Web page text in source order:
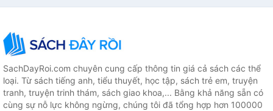
SachDayRoi.com chuyên cung cấp thông tin giá cả sách các thể
loại. Từ sách tiếng anh, tiểu thuyết, học tập, sách trẻ em, truyện
tranh, truyện trinh thám, sách giao khoa,... Bằng khả năng sẵn có
cùng sự nỗ lực không ngừng, chúng tôi đã tổng hợp hơn 100000